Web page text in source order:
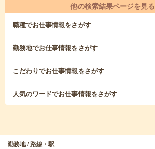
他の検索結果ページを見る
職種でお仕事情報をさがす
勤務地でお仕事情報をさがす
こだわりでお仕事情報をさがす
人気のワードでお仕事情報をさがす
勤務地 / 路線・駅